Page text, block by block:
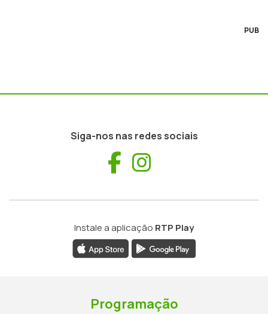
PUB
Siga-nos nas redes sociais
Facebook
Instale a aplicação RTP Play
Programação